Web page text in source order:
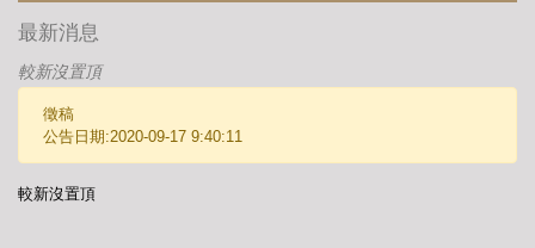
最新消息
較新沒置頂
徵稿
公告日期:2020-09-17 9:40:11
較新沒置頂